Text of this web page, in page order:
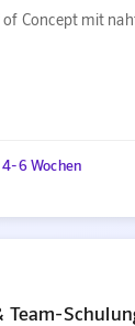
of Concept mit
6 Wochen
Team-